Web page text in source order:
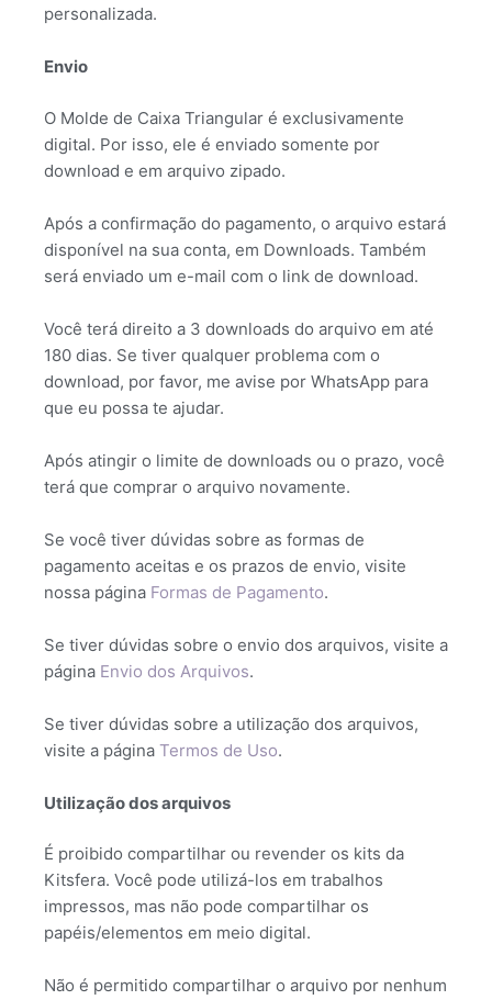
personalizada.
Envio
O Molde de Caixa Triangular é exclusivamente
digital. Por isso, ele é enviado somente por
download e em arquivo zipado.
Após a confirmação do pagamento, o arquivo estará
disponível na sua conta, em Downloads. Também
será enviado um e-mail com o link de download.
Você terá direito a 3 downloads do arquivo em até
180 dias. Se tiver qualquer problema com o
download, por favor, me avise por WhatsApp para
que eu possa te ajudar.
Após atingir o limite de downloads ou o prazo, você
terá que comprar o arquivo novamente.
Se você tiver dúvidas sobre as formas de
pagamento aceitas e os prazos de envio, visite
nossa página Formas de Pagamento.
Se tiver dúvidas sobre o envio dos arquivos, visite a
página Envio dos Arquivos.
Se tiver dúvidas sobre a utilização dos arquivos,
visite a página Termos de Uso.
Utilização dos arquivos
É proibido compartilhar ou revender os kits da
Kitsfera. Você pode utilizá-los em trabalhos
impressos, mas não pode compartilhar os
papéis/elementos em meio digital.
Não é permitido compartilhar o arquivo por nenhum